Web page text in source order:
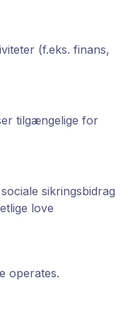
(f.eks. finans,
tilgængelige for
sikringsbidrag
love
operates.